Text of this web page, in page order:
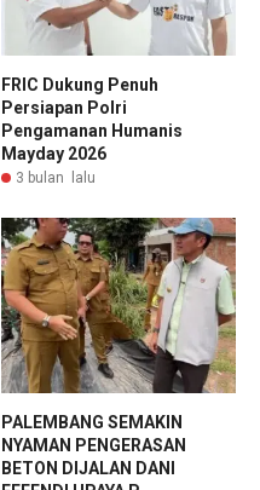
FRIC Dukung Penuh
Persiapan Polri
Pengamanan Humanis
Mayday 2026
3 bulan lalu
PALEMBANG SEMAKIN
NYAMAN PENGERASAN
BETON DIJALAN DANI